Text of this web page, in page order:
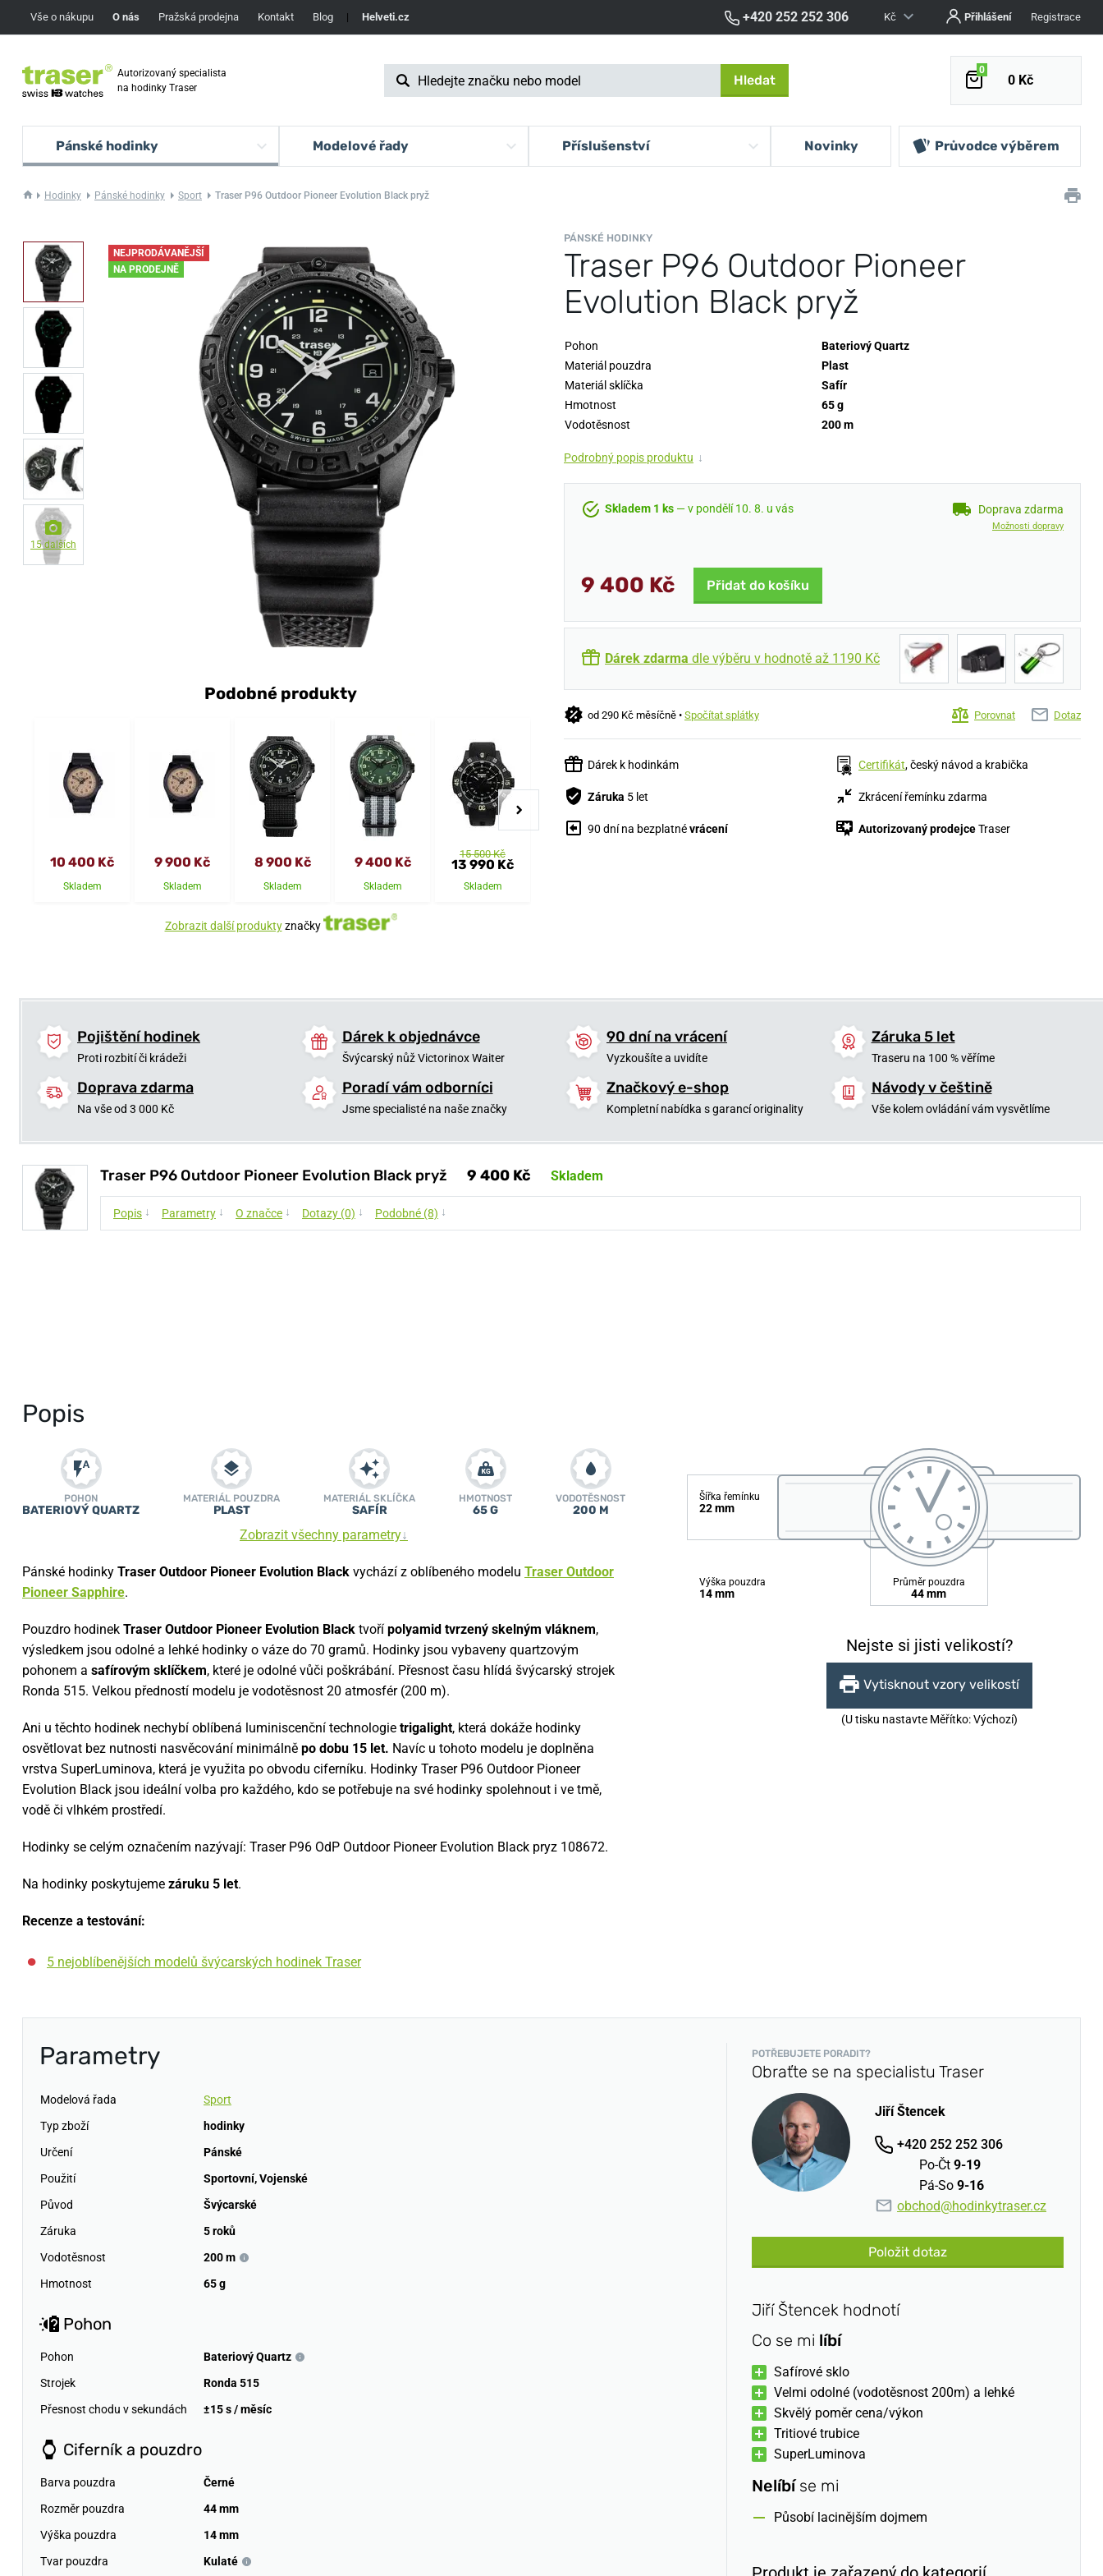
Vše o nákupu O nás Pražská prodejna Kontakt Blog | Helveti.cz +420 252 252 306 Kč Přihlášení Registrace
Autorizovaný specialista
na hodinky Traser
Hledat
0
0 Kč
Pánské hodinky Modelové řady Příslušenství Novinky Průvodce výběrem
Hodinky Pánské hodinky Sport Traser P96 Outdoor Pioneer Evolution Black pryž
PÁNSKÉ HODINKY
Traser P96 Outdoor Pioneer
Evolution Black pryž
NEJPRODÁVANĚJŠÍ
NA PRODEJNĚ
15 dalších
Pohon
Bateriový Quartz
Materiál pouzdra
Plast
Materiál sklíčka
Safír
Hmotnost
65 g
Vodotěsnost
200 m
Podrobný popis produktu ↓
Skladem 1 ks — v pondělí 10. 8. u vás Doprava zdarma
Možnosti dopravy
9 400 Kč Přidat do košíku
Dárek zdarma dle výběru v hodnotě až 1190 Kč
od 290 Kč měsíčně • Spočítat splátky Porovnat Dotaz
Dárek k hodinkám Certifikát, český návod a krabička
Záruka 5 let Zkrácení řemínku zdarma
90 dní na bezplatnévrácení Autorizovaný prodejceTraser
Podobné produkty
10 400 Kč
Skladem
9 900 Kč
Skladem
8 900 Kč
Skladem
9 400 Kč
Skladem
15 500 Kč
13 990 Kč
Skladem
Zobrazit další produktyznačky
Pojištění hodinek
Proti rozbití či krádeži
Dárek k objednávce
Švýcarský nůž Victorinox Waiter
90 dní na vrácení
Vyzkoušíte a uvidíte
Záruka 5 let
Traseru na 100 % věříme
Doprava zdarma
Na vše od 3 000 Kč
Poradí vám odborníci
Jsme specialisté na naše značky
Značkový e-shop
Kompletní nabídka s garancí originality
Návody v češtině
Vše kolem ovládání vám vysvětlíme
Traser P96 Outdoor Pioneer Evolution Black pryž 9 400 Kč Skladem
Popis ↓ Parametry ↓ O značce ↓ Dotazy (0) ↓ Podobné (8) ↓
Popis
POHON
BATERIOVÝ QUARTZ
MATERIÁL POUZDRA
PLAST
MATERIÁL SKLÍČKA
SAFÍR
HMOTNOST
65 G
VODOTĚSNOST
200 M
Zobrazit všechny parametry↓
Pánské hodinky Traser Outdoor Pioneer Evolution Black vychází z oblíbeného modelu Traser Outdoor
Pioneer Sapphire.
Pouzdro hodinek Traser Outdoor Pioneer Evolution Black tvoří polyamid tvrzený skelným vláknem,
výsledkem jsou odolné a lehké hodinky o váze do 70 gramů. Hodinky jsou vybaveny quartzovým
pohonem a safírovým sklíčkem, které je odolné vůči poškrábání. Přesnost času hlídá švýcarský strojek
Ronda 515. Velkou předností modelu je vodotěsnost 20 atmosfér (200 m).
Ani u těchto hodinek nechybí oblíbená luminiscenční technologie trigalight, která dokáže hodinky
osvětlovat bez nutnosti nasvěcování minimálně po dobu 15 let. Navíc u tohoto modelu je doplněna
vrstva SuperLuminova, která je využita po obvodu ciferníku. Hodinky Traser P96 Outdoor Pioneer
Evolution Black jsou ideální volba pro každého, kdo se potřebuje na své hodinky spolehnout i ve tmě,
vodě či vlhkém prostředí.
Hodinky se celým označením nazývají: Traser P96 OdP Outdoor Pioneer Evolution Black pryz 108672.
Na hodinky poskytujeme záruku 5 let.
Recenze a testování:
5 nejoblíbenějších modelů švýcarských hodinek Traser
Šířka řemínku
22 mm
Výška pouzdra
14 mm
Průměr pouzdra
44 mm
Nejste si jisti velikostí?
Vytisknout vzory velikostí
(U tisku nastavte Měřítko: Výchozí)
Parametry
Modelová řada
Sport
Typ zboží
hodinky
Určení
Pánské
Použití
Sportovní,Vojenské
Původ
Švýcarské
Záruka
5 roků
Vodotěsnost
200 m
Hmotnost
65 g
Pohon
Pohon
Bateriový Quartz
Strojek
Ronda 515
Přesnost chodu v sekundách
±15 s / měsíc
Ciferník a pouzdro
Barva pouzdra
Černé
Rozměr pouzdra
44 mm
Výška pouzdra
14 mm
Tvar pouzdra
Kulaté
POTŘEBUJETE PORADIT?
Obraťte se na specialistu Traser
Jiří Štencek
+420 252 252 306
Po-Čt 9-19
Pá-So 9-16
obchod@hodinkytraser.cz
Položit dotaz
Jiří Štencek hodnotí
Co se mi líbí
Safírové sklo
Velmi odolné (vodotěsnost 200m) a lehké
Skvělý poměr cena/výkon
Tritiové trubice
SuperLuminova
Nelíbíse mi
Působí lacinějším dojmem